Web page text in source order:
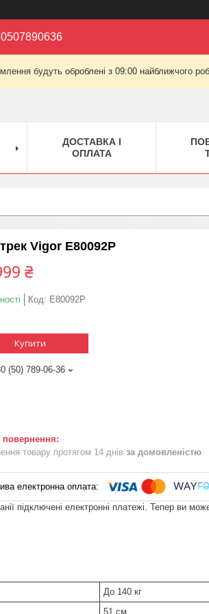
будуть оброблені з 09:00 найближчого
ДОСТАВКА І
ОПЛАТА
Vigor E80092P
₴
Код: E80092P
Купити
(50) 789-06-36
товару протягом 14 днів за домовленістю
підключені електронні платежі. Тепер ви
До 140 кг
51 см